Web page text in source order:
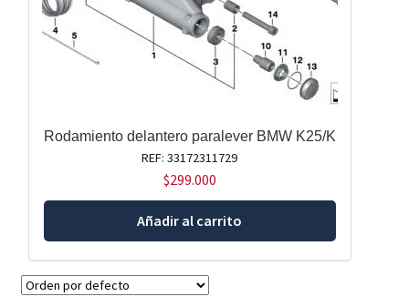
Rodamiento delantero paralever BMW K25/K
REF: 33172311729
$299.000
Añadir al carrito